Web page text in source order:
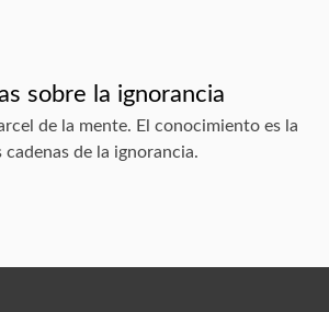
sobre la ignorancia
de la mente. El conocimiento es la
cadenas de la ignorancia.